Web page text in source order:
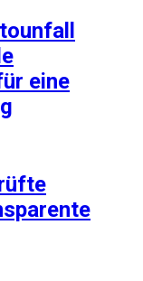
eine